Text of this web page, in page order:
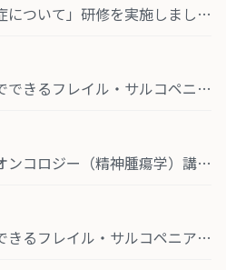
【開催レポート】「認知症について」研修を実施しました（社会福祉法人泰政会様）
【開催レポート】「在宅でできるフレイル・サルコペニア予防と栄養管理」勉強会を開催
【開催レポート】サイコオンコロジー（精神腫瘍学）講演会を実施しました
【開催レポート】在宅でできるフレイル・サルコペニア予防と栄養管理